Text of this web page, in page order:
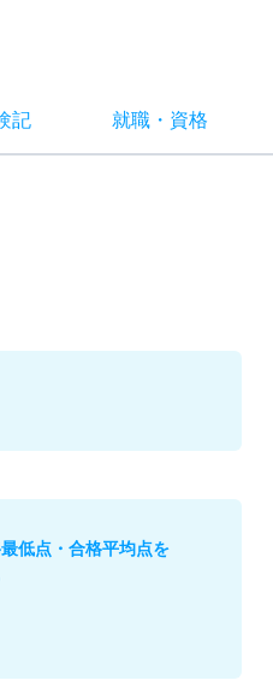
記 就職・ 資格
低点・合格平均点を